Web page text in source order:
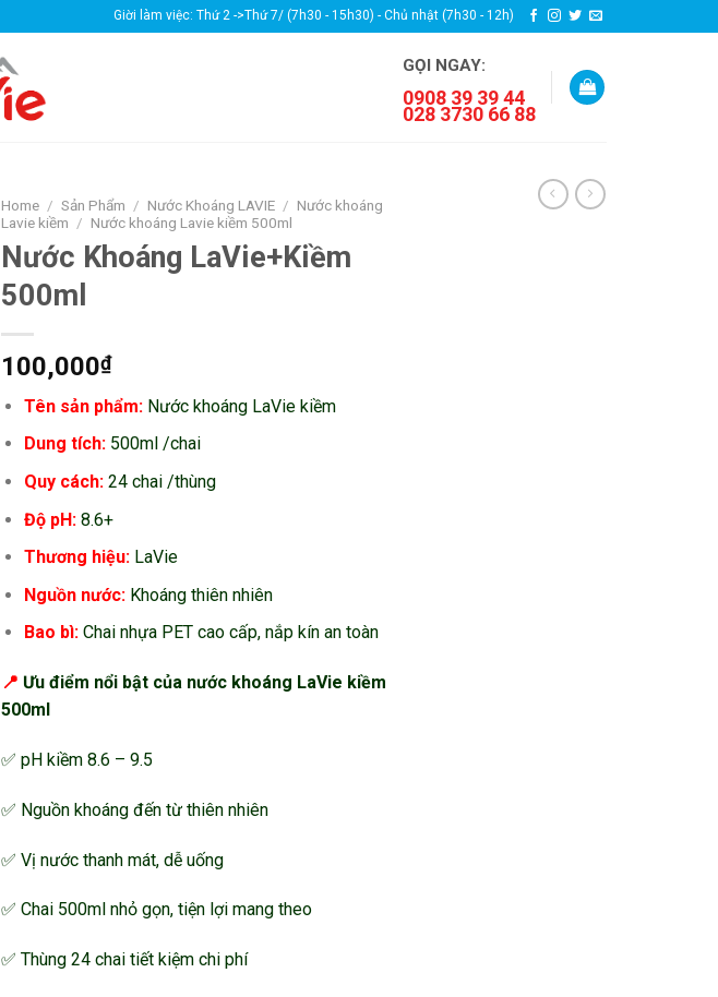
Giời làm việc: Thứ 2 ->Thứ 7/ (7h30 - 15h30) - Chủ nhật (7h30 - 12h)
GỌI NGAY:
0908 39 39 44
028 3730 66 88
Home / Sản Phẩm / Nước Khoáng LAVIE / Nước khoáng
Lavie kiềm / Nước khoáng Lavie kiềm 500ml
Nước Khoáng LaVie+Kiềm
500ml
100,000₫
Tên sản phẩm: Nước khoáng LaVie kiềm
Dung tích: 500ml /chai
Quy cách: 24 chai /thùng
Độ pH: 8.6+
Thương hiệu: LaVie
Nguồn nước: Khoáng thiên nhiên
Bao bì: Chai nhựa PET cao cấp, nắp kín an toàn
📍 Ưu điểm nổi bật của nước khoáng LaVie kiềm
500ml
✅ pH kiềm 8.6 – 9.5
✅ Nguồn khoáng đến từ thiên nhiên
✅ Vị nước thanh mát, dễ uống
✅ Chai 500ml nhỏ gọn, tiện lợi mang theo
✅ Thùng 24 chai tiết kiệm chi phí